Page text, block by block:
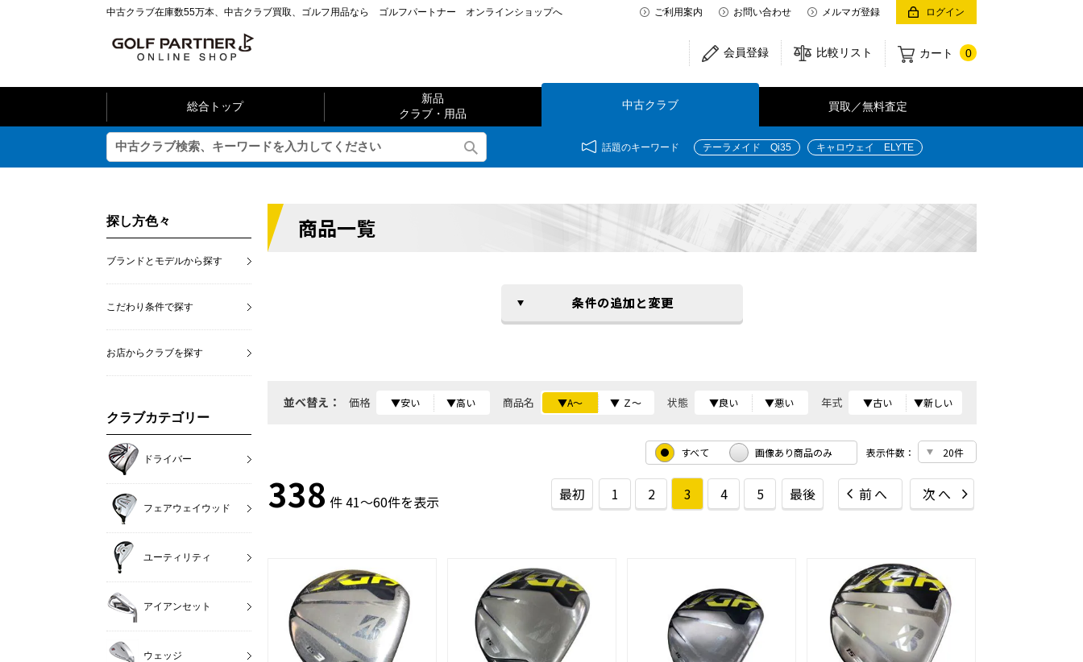
中古クラブ在庫数55万本、中古クラブ買取、ゴルフ用品なら ゴルフパートナー オンラインショップへ ご利用案内 お問い合わせ メルマガ登録 ログイン
カート 0
比較リスト
会員登録
総合トップ
新品
クラブ・用品
中古クラブ 買取／無料査定
話題のキーワード テーラメイド Qi35 キャロウェイ ELYTE
商品一覧
並べ替え： 価格 ▼安い ▼高い 商品名 ▼A～ ▼ Ｚ～ 状態 ▼良い ▼悪い 年式 ▼古い ▼新しい
すべて 画像あり商品のみ 表示件数：
338 件 41～60件を表示 最初 1 2 3 4 5 最後 前へ 次へ
探し方色々
ブランドとモデルから探す
こだわり条件で探す
お店からクラブを探す
クラブカテゴリー
ドライバー
フェアウェイウッド
ユーティリティ
アイアンセット
ウェッジ